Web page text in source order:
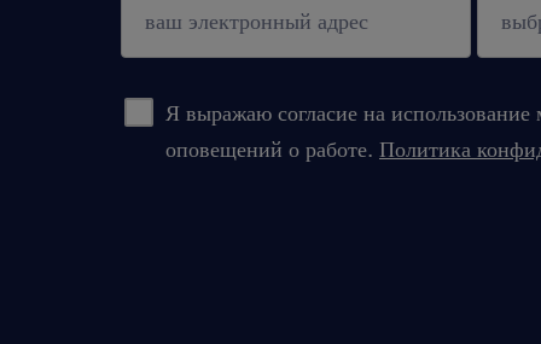
Я выражаю согласие на
оповещений о работе. Политика
подтверждать